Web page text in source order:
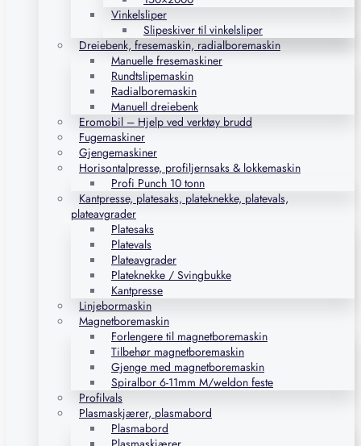
Vinkelsliper
Slipeskiver til vinkelsliper
Dreiebenk, fresemaskin, radialboremaskin
Manuelle fresemaskiner
Rundtslipemaskin
Radialboremaskin
Manuell dreiebenk
Eromobil – Hjelp ved verktøy brudd
Fugemaskiner
Gjengemaskiner
Horisontalpresse, profiljernsaks & lokkemaskin
Profi Punch 10 tonn
Kantpresse, platesaks, plateknekke, platevals,
plateavgrader
Platesaks
Platevals
Plateavgrader
Plateknekke / Svingbukke
Kantpresse
Linjebormaskin
Magnetboremaskin
Forlengere til magnetboremaskin
Tilbehør magnetboremaskin
Gjenge med magnetboremaskin
Spiralbor 6-11mm M/weldon feste
Profilvals
Plasmaskjærer, plasmabord
Plasmabord